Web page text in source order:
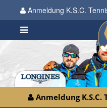
Anmeldung K.S.C.
Anmeldung